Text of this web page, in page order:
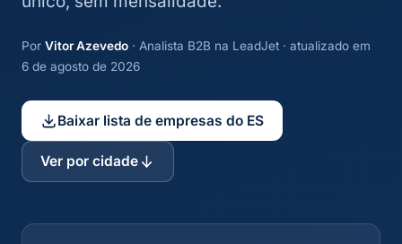
Por Vitor Azevedo · Analista B2B na LeadJet · atualizado em
6 de agosto de 2026
Baixar lista de empresas do ES
Ver por cidade